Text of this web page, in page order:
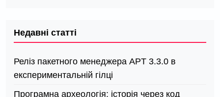
Недавні статті
Реліз пакетного менеджера APT 3.3.0 в
експериментальній гілці
Програмна археологія: історія через код